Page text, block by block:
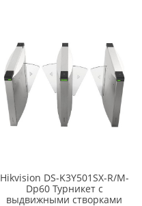
Hikvision DS-K3Y501SX-R/M-
Dp60 Турникет с
выдвижными створками